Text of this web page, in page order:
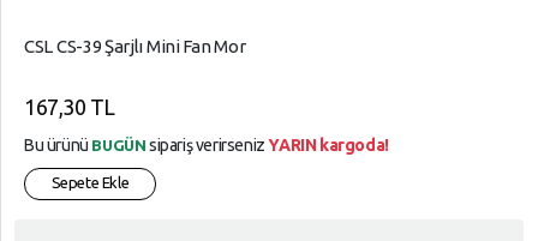
CSL CS-39 Şarjlı Mini Fan Mor
167,30 TL
Bu ürünü BUGÜN sipariş verirsenizYARIN kargoda!
Sepete Ekle